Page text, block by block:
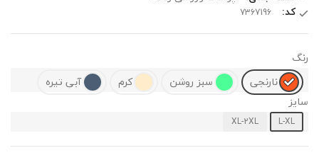
کد:
رنگ
نارنجی
سبز روشن کرم
آبی تیره
سایز
L-XL
XL-2XL